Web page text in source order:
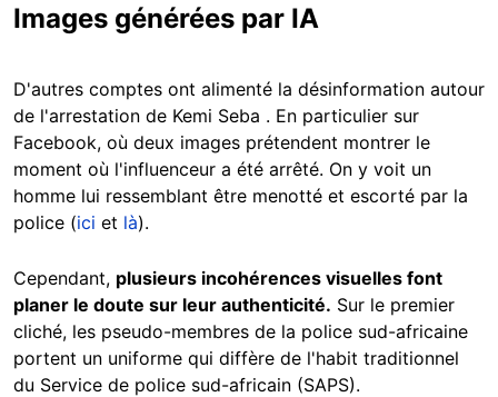
Images générées par IA
D'autres comptes ont alimenté la désinformation autour
de l'arrestation de Kemi Seba . En particulier sur
Facebook, où deux images prétendent montrer le
moment où l'influenceur a été arrêté. On y voit un
homme lui ressemblant être menotté et escorté par la
police (ici et là).
Cependant, plusieurs incohérences visuelles font
planer le doute sur leur authenticité. Sur le premier
cliché, les pseudo-membres de la police sud-africaine
portent un uniforme qui diffère de l'habit traditionnel
du Service de police sud-africain (SAPS).